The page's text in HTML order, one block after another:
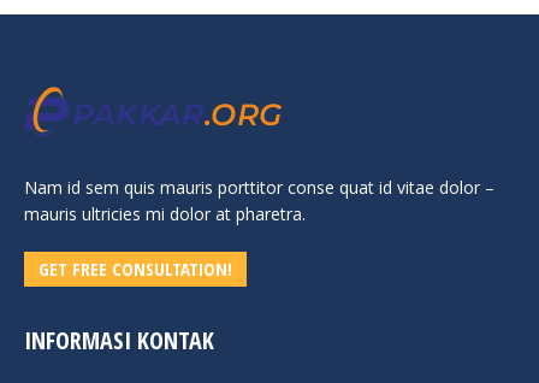
Nam id sem quis mauris porttitor conse quat id vitae dolor –
mauris ultricies mi dolor at pharetra.
GET FREE CONSULTATION!
INFORMASI KONTAK